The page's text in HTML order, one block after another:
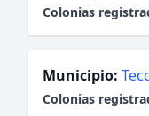
Colonias
Municipio:
Colonias